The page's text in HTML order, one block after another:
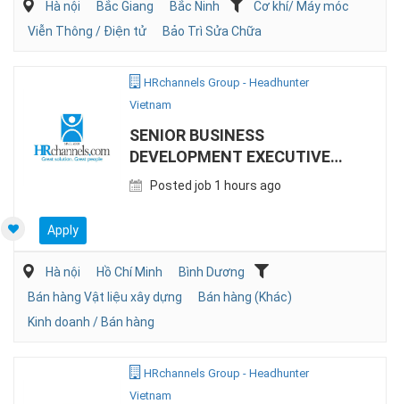
Hà nội Bắc Giang Bắc Ninh
Cơ khí/ Máy móc
Viễn Thông / Điện tử
Bảo Trì Sửa Chữa
HRchannels Group - Headhunter
Vietnam
SENIOR BUSINESS
DEVELOPMENT EXECUTIVE
(STEEL)
Posted job 1 hours ago
Apply
Hà nội Hồ Chí Minh
Bình Dương
Bán hàng Vật liệu xây dựng
Bán hàng (Khác)
Kinh doanh / Bán hàng
HRchannels Group - Headhunter
Vietnam